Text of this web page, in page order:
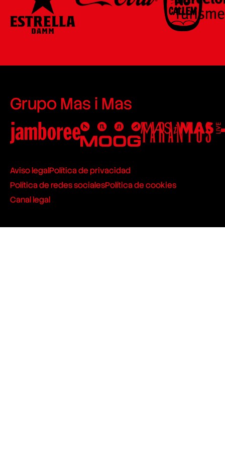
Grupo Mas i Mas
Aviso legalPolítica de privacidad
Política de redes socialesPolítica de cookies
Canal legal